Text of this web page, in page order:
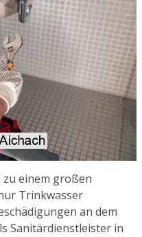
zu einem großen
Trinkwasser
an dem
Sanitärdienstleister in